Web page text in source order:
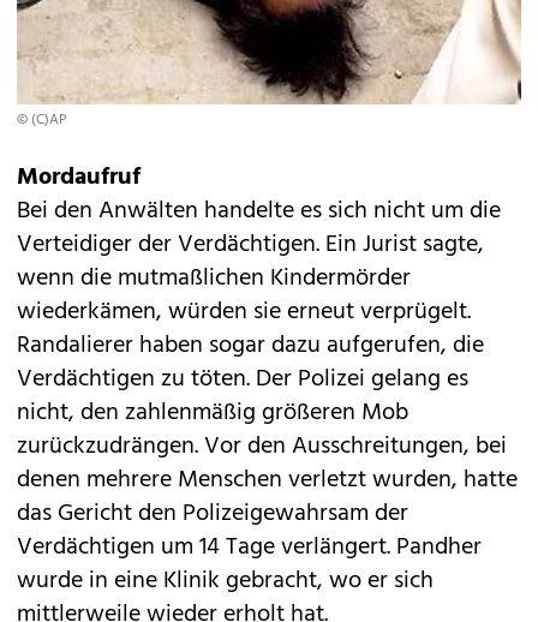
© (C)AP
Mordaufruf
Bei den Anwälten handelte es sich nicht um die
Verteidiger der Verdächtigen. Ein Jurist sagte,
wenn die mutmaßlichen Kindermörder
wiederkämen, würden sie erneut verprügelt.
Randalierer haben sogar dazu aufgerufen, die
Verdächtigen zu töten. Der Polizei gelang es
nicht, den zahlenmäßig größeren Mob
zurückzudrängen. Vor den Ausschreitungen, bei
denen mehrere Menschen verletzt wurden, hatte
das Gericht den Polizeigewahrsam der
Verdächtigen um 14 Tage verlängert. Pandher
wurde in eine Klinik gebracht, wo er sich